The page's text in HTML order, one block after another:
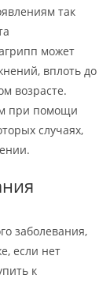
так
может
вплоть до
возрасте.
при помощи
случаях,
заболевания,
если нет
к